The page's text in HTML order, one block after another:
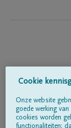
Volg ons op
Cookie
Onze website
goede werking
cookies worden
functionaliteiten;